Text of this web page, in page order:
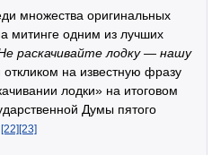
множества оригинальных
митинге одним из лучших
раскачивайте лодку — нашу
откликом на известную фразу
лодки» на итоговом
Думы пятого
[22] [23]